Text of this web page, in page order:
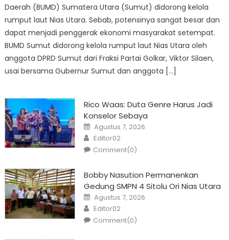
Daerah (BUMD) Sumatera Utara (Sumut) didorong kelola
rumput laut Nias Utara. Sebab, potensinya sangat besar dan
dapat menjadi penggerak ekonomi masyarakat setempat.
BUMD Sumut didorong kelola rumput laut Nias Utara oleh
anggota DPRD Sumut dari Fraksi Partai Golkar, Viktor Silaen,
usai bersama Gubernur Sumut dan anggota […]
Rico Waas: Duta Genre Harus Jadi
Konselor Sebaya
Posted
on
Agustus 7, 2026
Author
Editor02
Comment(0)
Bobby Nasution Permanenkan
Gedung SMPN 4 Sitolu Ori Nias Utara
Posted
on
Agustus 7, 2026
Author
Editor02
Comment(0)